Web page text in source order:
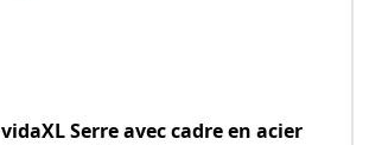
vidaXL Serre avec cadre en acier